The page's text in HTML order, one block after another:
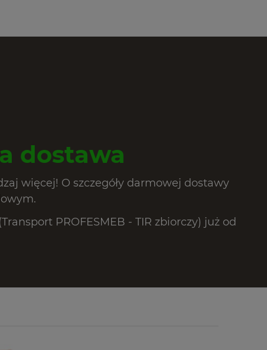
dostawa
więcej! O szczegóły darmowej dostawy
PROFESMEB - TIR zbiorczy) już od